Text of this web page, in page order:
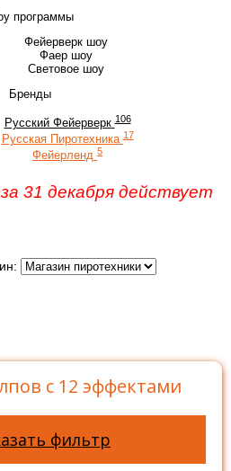
программы
Фейерверк шоу
Фаер шоу
Световое шоу
Бренды
Русский Фейерверк 106
Русская Пиротехника 17
Фейерленд 5
31 декабря действует
с 12 эффектами
фильтр